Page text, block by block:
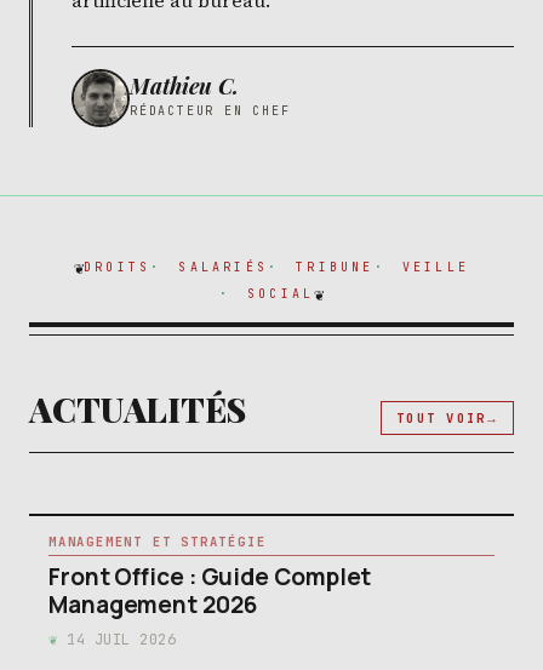
Mathieu C.
RÉDACTEUR EN CHEF
DROITS SALARIÉS TRIBUNE
VEILLE
SOCIAL
ACTUALITÉS TOUT VOIR
MANAGEMENT ET STRATÉGIE
Front Office : Guide Complet
Management 2026
14 JUIL 2026